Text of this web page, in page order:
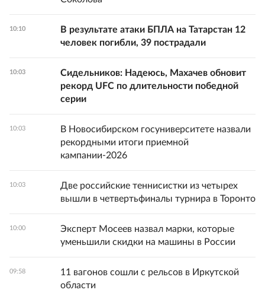
10:10
В результате атаки БПЛА на Татарстан 12
человек погибли, 39 пострадали
10:03
Сидельников: Надеюсь, Махачев обновит
рекорд UFC по длительности победной
серии
10:03
В Новосибирском госуниверситете назвали
рекордными итоги приемной
кампании-2026
10:03
Две российские теннисистки из четырех
вышли в четвертьфиналы турнира в Торонто
10:00
Эксперт Мосеев назвал марки, которые
уменьшили скидки на машины в России
09:58
11 вагонов сошли с рельсов в Иркутской
области